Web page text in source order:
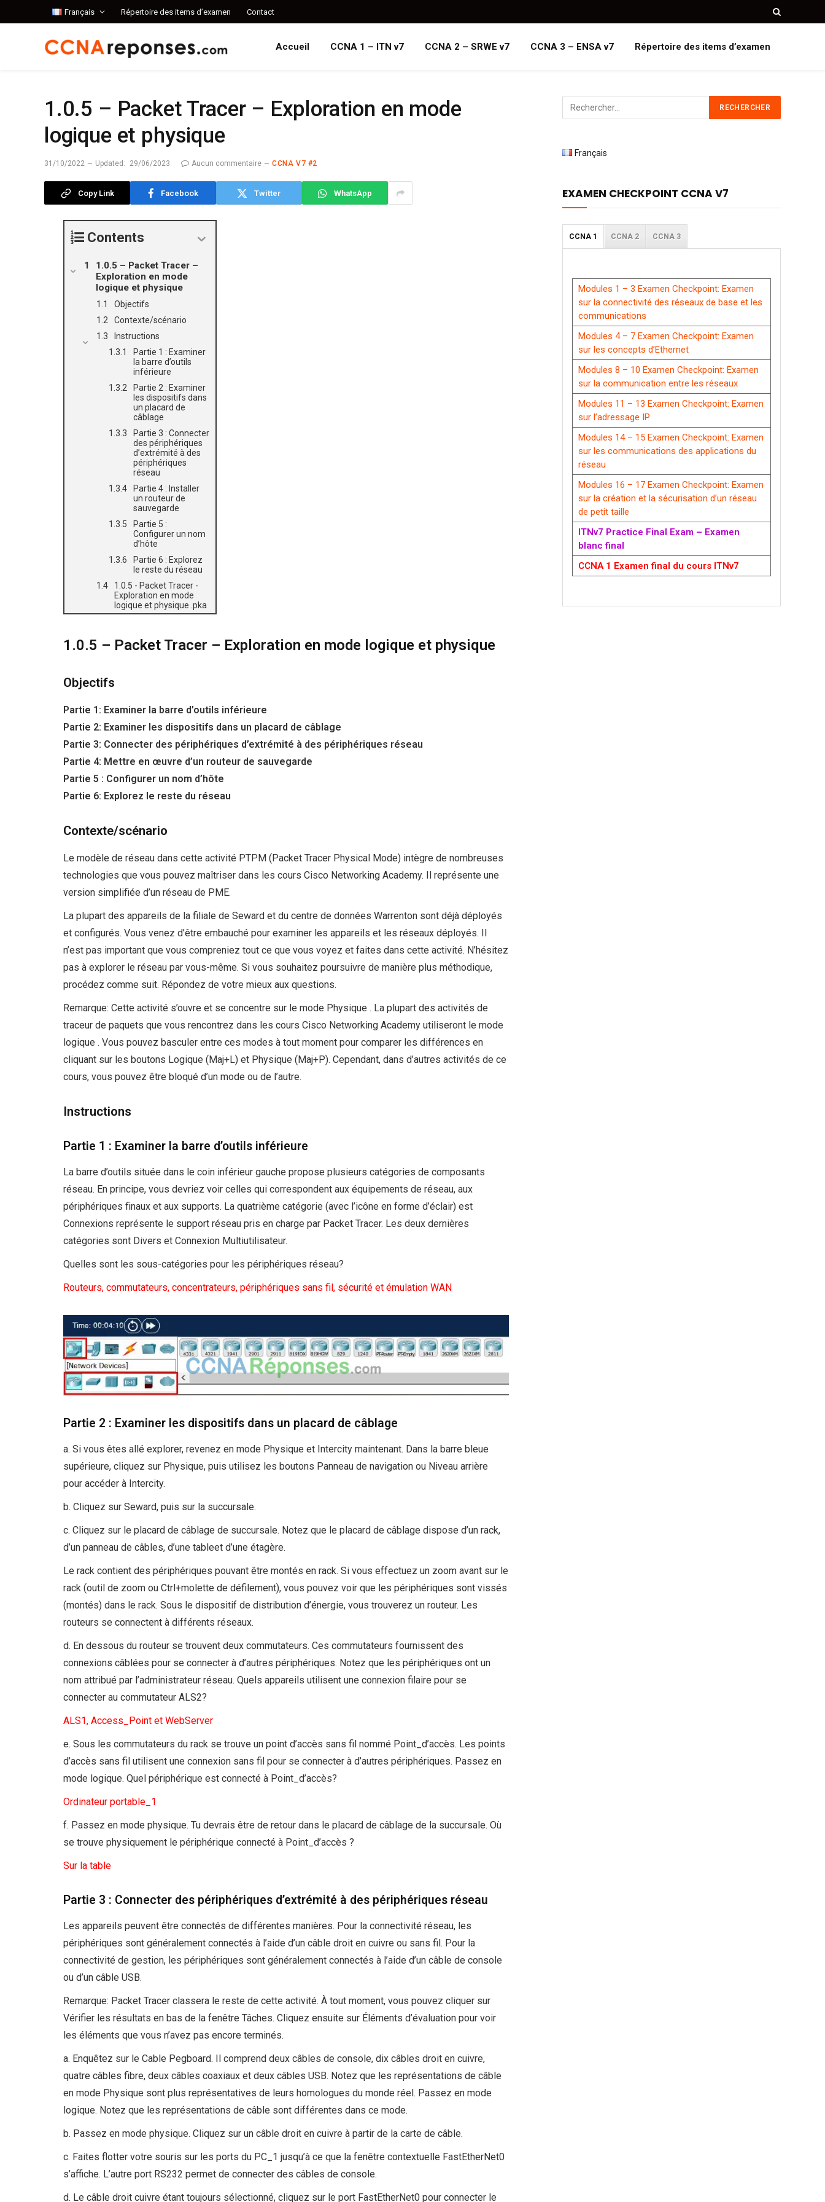
Français Répertoire des items d’examen Contact
Accueil CCNA 1 – ITN v7 CCNA 2 – SRWE v7 CCNA 3 – ENSA v7 Répertoire des items d’examen
1.0.5 – Packet Tracer – Exploration en mode
logique et physique
31/10/2022 Updated: 29/06/2023 Aucun commentaire CCNA V7 #2
Copy Link Facebook Twitter WhatsApp
Contents
1.0.5 – Packet Tracer –
Exploration en mode
logique et physique
Objectifs
Contexte/scénario
Instructions
Partie 1 : Examiner
la barre d’outils
inférieure
Partie 2 : Examiner
les dispositifs dans
un placard de
câblage
Partie 3 : Connecter
des périphériques
d’extrémité à des
périphériques
réseau
Partie 4 : Installer
un routeur de
sauvegarde
Partie 5 :
Configurer un nom
d’hôte
Partie 6 : Explorez
le reste du réseau
1.0.5 - Packet Tracer -
Exploration en mode
logique et physique .pka
1.0.5 – Packet Tracer – Exploration en mode logique et physique
Objectifs
Partie 1: Examiner la barre d’outils inférieure
Partie 2: Examiner les dispositifs dans un placard de câblage
Partie 3: Connecter des périphériques d’extrémité à des périphériques réseau
Partie 4: Mettre en œuvre d’un routeur de sauvegarde
Partie 5 : Configurer un nom d’hôte
Partie 6: Explorez le reste du réseau
Contexte/scénario
Le modèle de réseau dans cette activité PTPM (Packet Tracer Physical Mode) intègre de nombreuses
technologies que vous pouvez maîtriser dans les cours Cisco Networking Academy. Il représente une
version simplifiée d’un réseau de PME.
La plupart des appareils de la filiale de Seward et du centre de données Warrenton sont déjà déployés
et configurés. Vous venez d’être embauché pour examiner les appareils et les réseaux déployés. Il
n’est pas important que vous compreniez tout ce que vous voyez et faites dans cette activité. N’hésitez
pas à explorer le réseau par vous-même. Si vous souhaitez poursuivre de manière plus méthodique,
procédez comme suit. Répondez de votre mieux aux questions.
Remarque: Cette activité s’ouvre et se concentre sur le mode Physique . La plupart des activités de
traceur de paquets que vous rencontrez dans les cours Cisco Networking Academy utiliseront le mode
logique . Vous pouvez basculer entre ces modes à tout moment pour comparer les différences en
cliquant sur les boutons Logique (Maj+L) et Physique (Maj+P). Cependant, dans d’autres activités de ce
cours, vous pouvez être bloqué d’un mode ou de l’autre.
Instructions
Partie 1 : Examiner la barre d’outils inférieure
La barre d’outils située dans le coin inférieur gauche propose plusieurs catégories de composants
réseau. En principe, vous devriez voir celles qui correspondent aux équipements de réseau, aux
périphériques finaux et aux supports. La quatrième catégorie (avec l’icône en forme d’éclair) est
Connexions représente le support réseau pris en charge par Packet Tracer. Les deux dernières
catégories sont Divers et Connexion Multiutilisateur.
Quelles sont les sous-catégories pour les périphériques réseau?
Routeurs, commutateurs, concentrateurs, périphériques sans fil, sécurité et émulation WAN
Partie 2 : Examiner les dispositifs dans un placard de câblage
a. Si vous êtes allé explorer, revenez en mode Physique et Intercity maintenant. Dans la barre bleue
supérieure, cliquez sur Physique, puis utilisez les boutons Panneau de navigation ou Niveau arrière
pour accéder à Intercity.
b. Cliquez sur Seward, puis sur la succursale.
c. Cliquez sur le placard de câblage de succursale. Notez que le placard de câblage dispose d’un rack,
d’un panneau de câbles, d’une tableet d’une étagère.
Le rack contient des périphériques pouvant être montés en rack. Si vous effectuez un zoom avant sur le
rack (outil de zoom ou Ctrl+molette de défilement), vous pouvez voir que les périphériques sont vissés
(montés) dans le rack. Sous le dispositif de distribution d’énergie, vous trouverez un routeur. Les
routeurs se connectent à différents réseaux.
d. En dessous du routeur se trouvent deux commutateurs. Ces commutateurs fournissent des
connexions câblées pour se connecter à d’autres périphériques. Notez que les périphériques ont un
nom attribué par l’administrateur réseau. Quels appareils utilisent une connexion filaire pour se
connecter au commutateur ALS2?
ALS1, Access_Point et WebServer
e. Sous les commutateurs du rack se trouve un point d’accès sans fil nommé Point_d’accès. Les points
d’accès sans fil utilisent une connexion sans fil pour se connecter à d’autres périphériques. Passez en
mode logique. Quel périphérique est connecté à Point_d’accès?
Ordinateur portable_1
f. Passez en mode physique. Tu devrais être de retour dans le placard de câblage de la succursale. Où
se trouve physiquement le périphérique connecté à Point_d’accès ?
Sur la table
Partie 3 : Connecter des périphériques d’extrémité à des périphériques réseau
Les appareils peuvent être connectés de différentes manières. Pour la connectivité réseau, les
périphériques sont généralement connectés à l’aide d’un câble droit en cuivre ou sans fil. Pour la
connectivité de gestion, les périphériques sont généralement connectés à l’aide d’un câble de console
ou d’un câble USB.
Remarque: Packet Tracer classera le reste de cette activité. À tout moment, vous pouvez cliquer sur
Vérifier les résultats en bas de la fenêtre Tâches. Cliquez ensuite sur Éléments d’évaluation pour voir
les éléments que vous n’avez pas encore terminés.
a. Enquêtez sur le Cable Pegboard. Il comprend deux câbles de console, dix câbles droit en cuivre,
quatre câbles fibre, deux câbles coaxiaux et deux câbles USB. Notez que les représentations de câble
en mode Physique sont plus représentatives de leurs homologues du monde réel. Passez en mode
logique. Notez que les représentations de câble sont différentes dans ce mode.
b. Passez en mode physique. Cliquez sur un câble droit en cuivre à partir de la carte de câble.
c. Faites flotter votre souris sur les ports du PC_1 jusqu’à ce que la fenêtre contextuelle FastEtherNet0
s’affiche. L’autre port RS232 permet de connecter des câbles de console.
d. Le câble droit cuivre étant toujours sélectionné, cliquez sur le port FastEtherNet0 pour connecter le
Français
EXAMEN CHECKPOINT CCNA V7
CCNA 1 CCNA 2 CCNA 3
Modules 1 – 3 Examen Checkpoint: Examen
sur la connectivité des réseaux de base et les
communications
Modules 4 – 7 Examen Checkpoint: Examen
sur les concepts d’Ethernet
Modules 8 – 10 Examen Checkpoint: Examen
sur la communication entre les réseaux
Modules 11 – 13 Examen Checkpoint: Examen
sur l’adressage IP
Modules 14 – 15 Examen Checkpoint: Examen
sur les communications des applications du
réseau
Modules 16 – 17 Examen Checkpoint: Examen
sur la création et la sécurisation d’un réseau
de petit taille
ITNv7 Practice Final Exam – Examen
blanc final
CCNA 1 Examen final du cours ITNv7